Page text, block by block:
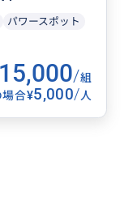
パワースポット
15,000/組
場合¥5,000/人